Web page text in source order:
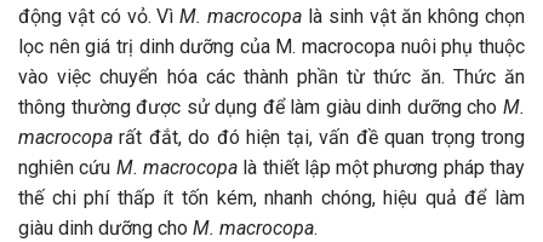
động vật có vỏ. VìM. macrocopa là sinh vật ăn không chọn
lọc nên giá trị dinh dưỡng của M. macrocopa nuôi phụ thuộc
vào việc chuyển hóa các thành phần từ thức ăn. Thức ăn
thông thường được sử dụng để làm giàu dinh dưỡng cho M.
macrocopa rất đắt, do đó hiện tại, vấn đề quan trọng trong
nghiên cứu M. macrocopalà thiết lập một phương pháp thay
thế chi phí thấp ít tốn kém, nhanh chóng, hiệu quả để làm
giàu dinh dưỡng cho M. macrocopa.